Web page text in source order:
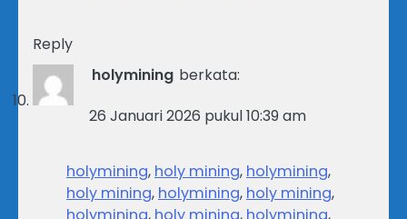
Reply
holymining berkata:
26 Januari 2026 pukul 10:39 am
holymining, holy mining, holymining,
holy mining, holymining, holy mining,
holymining, holy mining, holymining,